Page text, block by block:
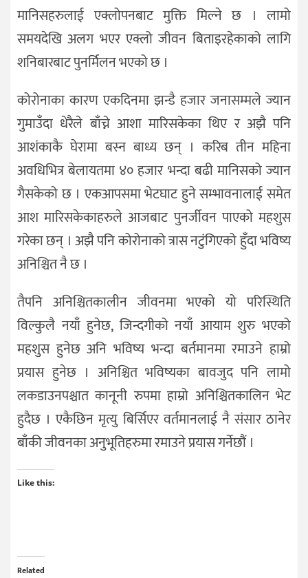
मानिसहरुलाई एक्लोपनबाट मुक्ति मिल्ने छ । लामो
समयदेखि अलग भएर एक्लो जीवन बिताइरहेकाको लागि
शनिबारबाट पुनर्मिलन भएको छ ।
कोरोनाका कारण एकदिनमा झन्डै हजार जनासम्मले ज्यान
गुमाउँदा धेरैले बाँच्ने आशा मारिसकेका थिए र अझै पनि
आशंकाकै घेरामा बस्न बाध्य छन् । करिब तीन महिना
अवधिभित्र बेलायतमा ४० हजार भन्दा बढी मानिसको ज्यान
गैसकेको छ । एकआपसमा भेटघाट हुने सम्भावनालाई समेत
आश मारिसकेकाहरुले आजबाट पुनर्जीवन पाएको महशुस
गरेका छन् । अझै पनि कोरोनाको त्रास नटुंगिएको हुँदा भविष्य
अनिश्चित नै छ ।
तैपनि अनिश्चितकालीन जीवनमा भएको यो परिस्थिति
विल्कुलै नयाँ हुनेछ, जिन्दगीको नयाँ आयाम शुरु भएको
महशुस हुनेछ अनि भविष्य भन्दा बर्तमानमा रमाउने हाम्रो
प्रयास हुनेछ । अनिश्चित भविष्यका बावजुद पनि लामो
लकडाउनपश्चात कानूनी रुपमा हाम्रो अनिश्चितकालिन भेट
हुदैछ । एकैछिन मृत्यु बिर्सिएर वर्तमानलाई नै संसार ठानेर
बाँकी जीवनका अनुभूतिहरुमा रमाउने प्रयास गर्नेछौं ।
Like this:
Related